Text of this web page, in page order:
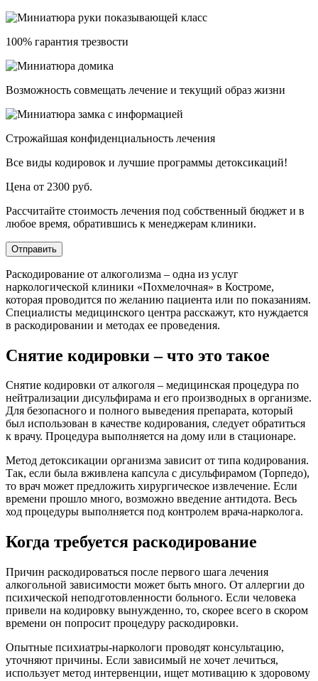
100% гарантия трезвости
Возможность совмещать лечение и текущий образ жизни
Строжайшая конфиденциальность лечения
Все виды кодировок и лучшие программы детоксикаций!
Цена от 2300 руб.
Рассчитайте стоимость лечения под собственный бюджет и в
любое время, обратившись к менеджерам клиники.
Отправить
Раскодирование от алкоголизма – одна из услуг
наркологической клиники «Похмелочная» в Костроме,
которая проводится по желанию пациента или по показаниям.
Специалисты медицинского центра расскажут, кто нуждается
в раскодировании и методах ее проведения.
Снятие кодировки – что это такое
Снятие кодировки от алкоголя – медицинская процедура по
нейтрализации дисульфирама и его производных в организме.
Для безопасного и полного выведения препарата, который
был использован в качестве кодирования, следует обратиться
к врачу. Процедура выполняется на дому или в стационаре.
Метод детоксикации организма зависит от типа кодирования.
Так, если была вживлена капсула с дисульфирамом (Торпедо),
то врач может предложить хирургическое извлечение. Если
времени прошло много, возможно введение антидота. Весь
ход процедуры выполняется под контролем врача-нарколога.
Когда требуется раскодирование
Причин раскодироваться после первого шага лечения
алкогольной зависимости может быть много. От аллергии до
психической неподготовленности больного. Если человека
привели на кодировку вынужденно, то, скорее всего в скором
времени он попросит процедуру раскодировки.
Опытные психиатры-наркологи проводят консультацию,
уточняют причины. Если зависимый не хочет лечиться,
использует метод интервенции, ищет мотивацию к здоровому